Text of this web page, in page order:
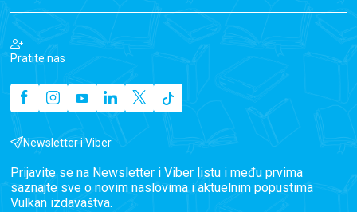
Pratite nas
Newsletter i Viber
Prijavite se na Newsletter i Viber listu i među prvima
saznajte sve o novim naslovima i aktuelnim popustima
Vulkan izdavaštva.